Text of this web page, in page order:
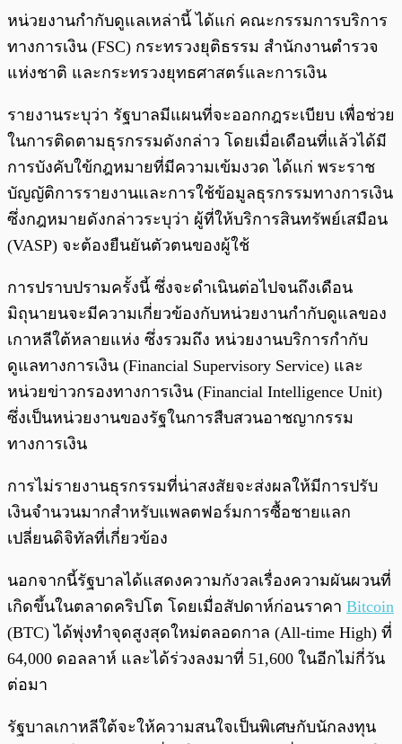
หน่วยงานกำกับดูแลเหล่านี้ ได้แก่ คณะกรรมการบริการ
ทางการเงิน (FSC) กระทรวงยุติธรรม สำนักงานตำรวจ
แห่งชาติ และกระทรวงยุทธศาสตร์และการเงิน
รายงานระบุว่า รัฐบาลมีแผนที่จะออกกฎระเบียบ เพื่อช่วย
ในการติดตามธุรกรรมดังกล่าว โดยเมื่อเดือนที่แล้วได้มี
การบังคับใข้กฎหมายที่มีความเข้มงวด ได้แก่ พระราช
บัญญัติการรายงานและการใช้ข้อมูลธุรกรรมทางการเงิน
ซึ่งกฎหมายดังกล่าวระบุว่า ผู้ที่ให้บริการสินทรัพย์เสมือน
(VASP) จะต้องยืนยันตัวตนของผู้ใช้
การปราบปรามครั้งนี้ ซึ่งจะดำเนินต่อไปจนถึงเดือน
มิถุนายนจะมีความเกี่ยวข้องกับหน่วยงานกำกับดูแลของ
เกาหลีใต้หลายแห่ง ซึ่งรวมถึง หน่วยงานบริการกำกับ
ดูแลทางการเงิน (Financial Supervisory Service) และ
หน่วยข่าวกรองทางการเงิน (Financial Intelligence Unit)
ซึ่งเป็นหน่วยงานของรัฐในการสืบสวนอาชญากรรม
ทางการเงิน
การไม่รายงานธุรกรรมที่น่าสงสัยจะส่งผลให้มีการปรับ
เงินจำนวนมากสำหรับแพลตฟอร์มการซื้อชายแลก
เปลี่ยนดิจิทัลที่เกี่ยวข้อง
นอกจากนี้รัฐบาลได้แสดงความกังวลเรื่องความผันผวนที่
เกิดขึ้นในตลาดคริปโต โดยเมื่อสัปดาห์ก่อนราคา Bitcoin
(BTC) ได้พุ่งทำจุดสูงสุดใหม่ตลอดกาล (All-time High) ที่
64,000 ดอลลาห์ และได้ร่วงลงมาที่ 51,600 ในอีกไม่กี่วัน
ต่อมา
รัฐบาลเกาหลีใต้จะให้ความสนใจเป็นพิเศษกับนักลงทุน